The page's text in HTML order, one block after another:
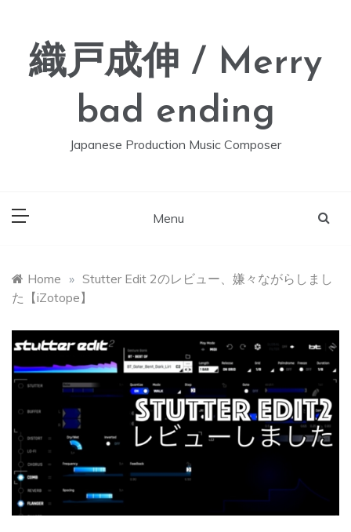
content織戸成伸 / Merry
bad ending
Japanese Production Music Composer
Menu
Home » Stutter Edit 2のレビュー、嫌々ながらしまし
た【iZotope】